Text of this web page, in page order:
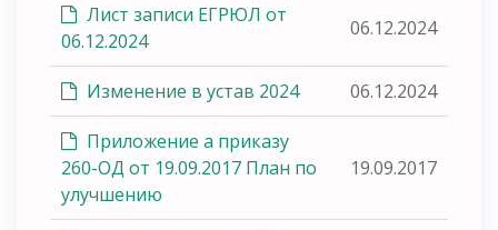
Лист записи ЕГРЮЛ от
06.12.2024
06.12.2024
Изменение в устав 2024 06.12.2024
Приложение а приказу
260-ОД от 19.09.2017 План по
улучшению
19.09.2017